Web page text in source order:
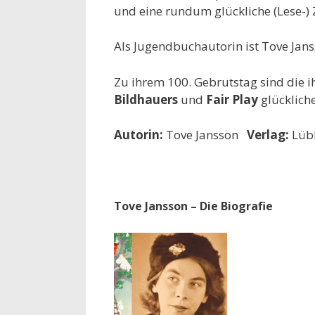
und eine rundum glückliche (Lese-)
Als Jugendbuchautorin ist Tove
Zu ihrem 100. Gebrutstag sind die
Bildhauers und Fair Play
Autorin: Tove Jansson Verlag:
Tove Jansson – Die Biografie